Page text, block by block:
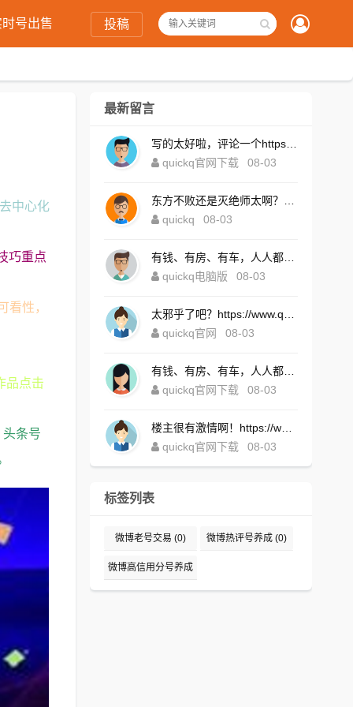
号出售 投稿
中心化
巧重点
看性，
品点击
条号
最新留言
quickq官网下载
08-03
quickq
08-03
quickq电脑版
08-03
quickq官网
08-03
quickq官网下载
08-03
quickq官网下载
08-03
标签列表
微博老号交易 (0) 微博热评号养成 (0)
微博高信用分号养成
(0)